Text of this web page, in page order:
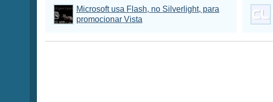
Microsoft usa Flash, no Silverlight, para
promocionar Vista